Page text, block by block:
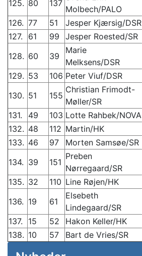
125. 80 137
Molbech/PALO
126. 77 51 Jesper Kjærsig/DSR
127.
61 99 Jesper Roested/SR
128. 60 39
Marie
Melksens/DSR
129. 53 106 Peter Viuf/DSR
130. 51 155
Christian Frimodt-
Møller/SR
131.
49 103 Lotte Rahbek/NOVA
132. 48 112 Martin/HK
133. 46 97 Morten Samsøe/SR
134. 39 151
Preben
Nørregaard/SR
135. 32 110 Line Røjen/HK
136. 19 61
Elsebeth
Lindegaard/SR
137.
15 52 Hakon Keller/HK
138. 10 57 Bart de Vries/SR